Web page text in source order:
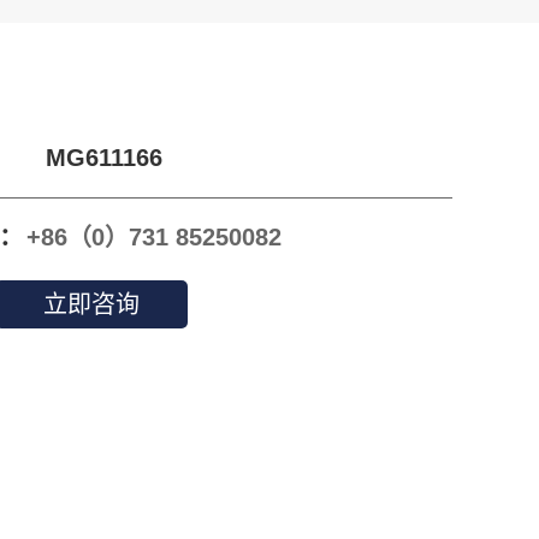
MG611166
+86（0）731 85250082
立即咨询